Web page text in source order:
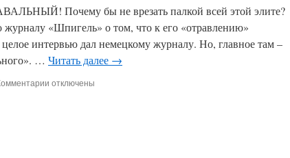
Это
происходит
на
фоне
погружения
России
в
Почему бы не врезать палкой всей этой элите?
«Шпигель» о том, что к его «отравлению»
интервью дал немецкому журналу. Но, главное там –
… Читать далее →
котключены